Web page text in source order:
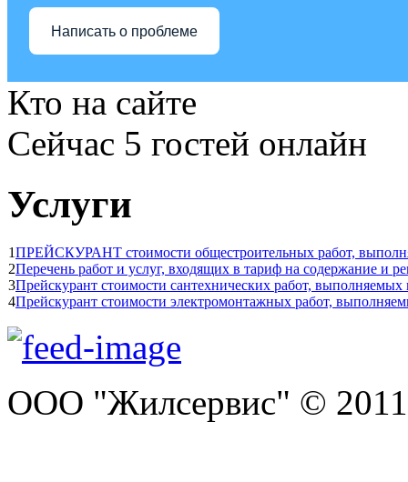
Написать о проблеме
Кто на сайте
Сейчас 5 гостей онлайн
Услуги
1ПРЕЙСКУРАНТ стоимости общестроительных работ,
2Перечень работ и услуг, входящих в тариф на содержание и
3Прейскурант стоимости сантехнических работ,
4Прейскурант стоимости электромонтажных работ,
ООО "Жилсервис" © 2011